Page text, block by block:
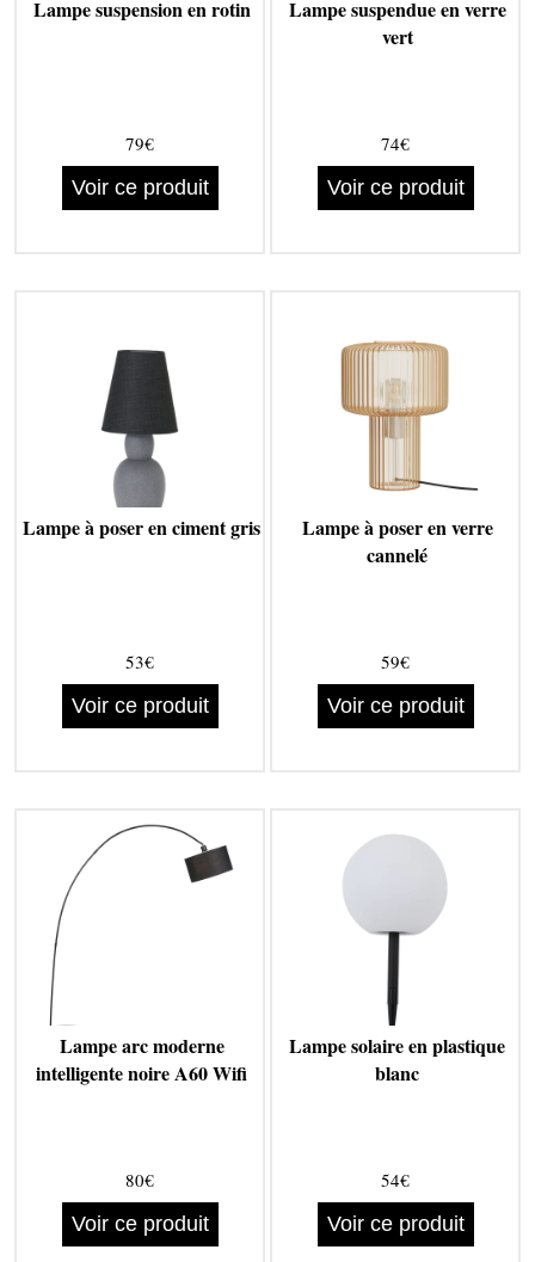
Lampe suspension en rotin
79€
Voir ce produit
Lampe suspendue en verre
vert
74€
Voir ce produit
Lampe à poser en ciment gris
53€
Voir ce produit
Lampe à poser en verre
cannelé
59€
Voir ce produit
Lampe arc moderne
intelligente noire A60 Wifi
80€
Voir ce produit
Lampe solaire en plastique
blanc
54€
Voir ce produit